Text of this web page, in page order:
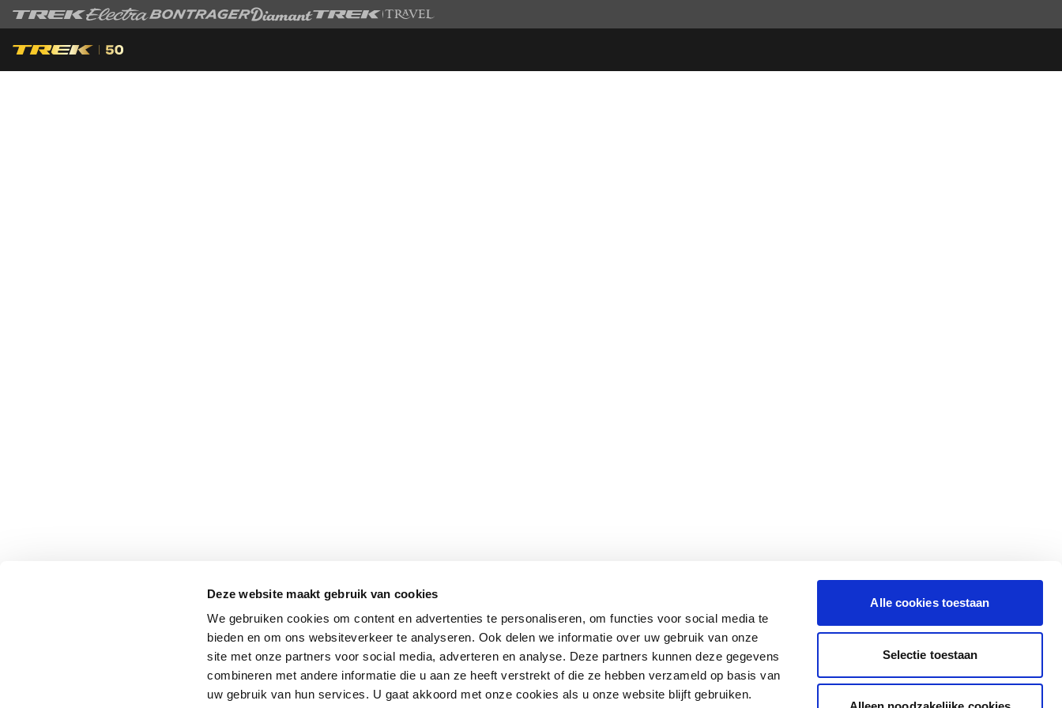
Deze website maakt gebruik van cookies
We gebruiken cookies om content en advertenties te personaliseren, om functies voor social media te
bieden en om ons websiteverkeer te analyseren. Ook delen we informatie over uw gebruik van onze
site met onze partners voor social media, adverteren en analyse. Deze partners kunnen deze gegevens
combineren met andere informatie die u aan ze heeft verstrekt of die ze hebben verzameld op basis van
uw gebruik van hun services. U gaat akkoord met onze cookies als u onze website blijft gebruiken.
Alle cookies toestaan
Selectie toestaan